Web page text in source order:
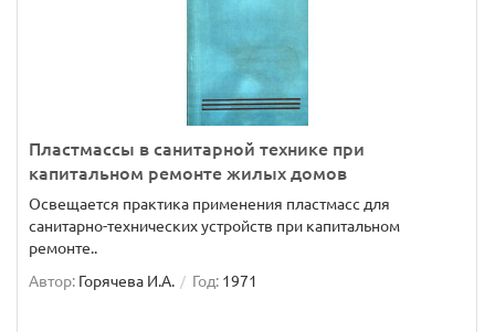
Пластмассы в санитарной технике при
капитальном ремонте жилых домов
Освещается практика применения пластмасс для
санитарно-технических устройств при капитальном
ремонте..
Автор: Горячева И.А. Год: 1971